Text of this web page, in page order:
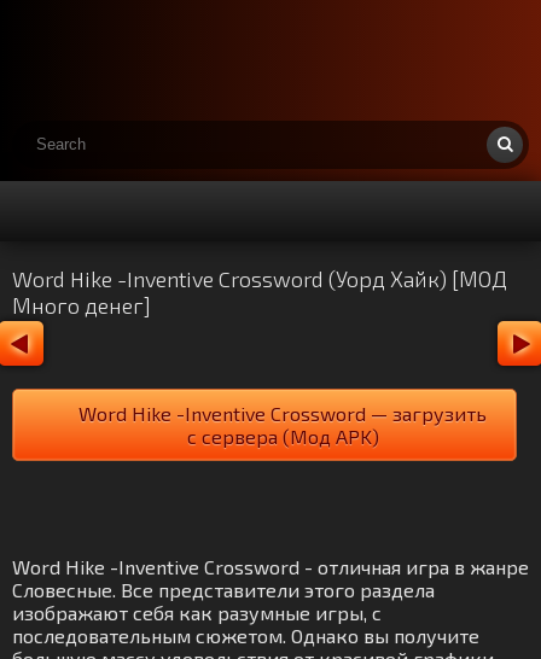
Word Hike -Inventive Crossword (Уорд Хайк) [МОД
Много денег]
Word Hike -Inventive Crossword — загрузить
с сервера (Мод APK)
Word Hike -Inventive Crossword - отличная игра в жанре
Словесные. Все представители этого раздела
изображают себя как разумные игры, с
последовательным сюжетом. Однако вы получите